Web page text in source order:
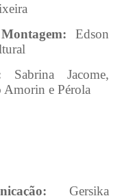
Edson
Sabrina Jacome,
e Pérola
Gersika